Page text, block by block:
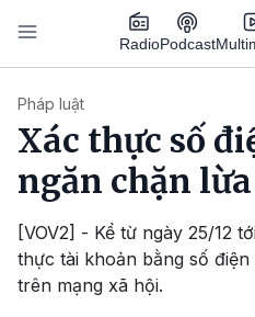
Nhảy đến nội dung
RadioPodcast
Pháp luật
Xác thực số
ngăn chặn
[VOV2] - Kể từ ngày 25/12
thực tài khoản bằng số
trên mạng xã hội.